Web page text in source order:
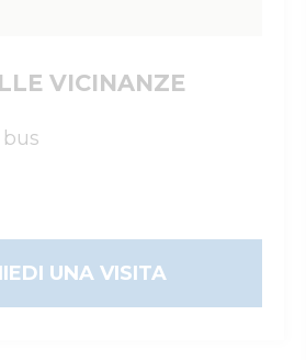
VICINANZE
UNA VISITA